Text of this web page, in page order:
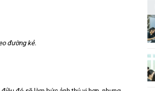
đường kẻ.